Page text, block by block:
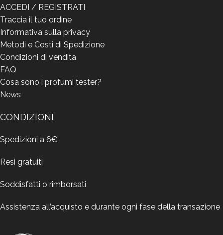
ACCEDI / REGISTRATI
Traccia il tuo ordine
Informativa sulla privacy
Metodi e Costi di Spedizione
Condizioni di vendita
FAQ
Cosa sono i profumi tester?
News
CONDIZIONI
Spedizioni a 6€
Resi gratuiti
Soddisfatti o rimborsati
Assistenza all’acquisto e durante ogni fase della transazione